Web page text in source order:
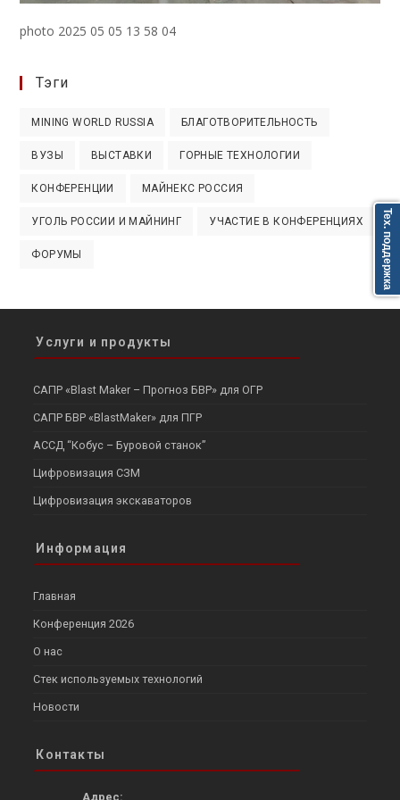
photo 2025 05 05 13 58 04
Тэги
MINING WORLD RUSSIA БЛАГОТВОРИТЕЛЬНОСТЬ
ВУЗЫ ВЫСТАВКИ ГОРНЫЕ ТЕХНОЛОГИИ
КОНФЕРЕНЦИИ МАЙНЕКС РОССИЯ
УГОЛЬ РОССИИ И МАЙНИНГ УЧАСТИЕ В КОНФЕРЕНЦИЯХ
ФОРУМЫ
Услуги и продукты
САПР «Blast Maker – Прогноз БВР» для ОГР
САПР БВР «BlastMaker» для ПГР
АССД “Кобус – Буровой станок”
Цифровизация СЗМ
Цифровизация экскаваторов
Информация
Главная
Конференция 2026
О нас
Стек используемых технологий
Новости
Контакты
Адрес:
Тех. поддержка